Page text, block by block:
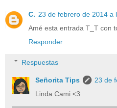
C. 23 de febrero de 2014 a
Amé esta entrada T_T con
Responder
Respuestas
Señorita Tips
23 de
Linda Cami <3